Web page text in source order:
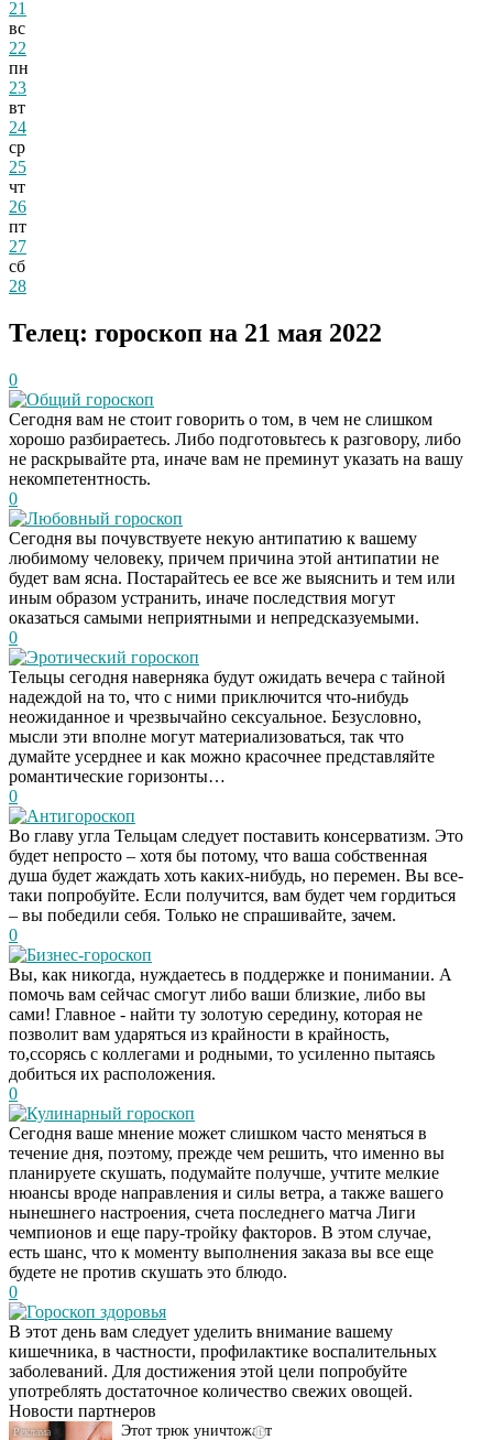
21
вс
22
пн
23
вт
24
ср
25
чт
26
пт
27
сб
28
Телец: гороскоп на 21 мая 2022
0
Общий гороскоп
Сегодня вам не стоит говорить о том, в чем не слишком
хорошо разбираетесь. Либо подготовьтесь к разговору, либо
не раскрывайте рта, иначе вам не преминут указать на вашу
некомпетентность.
0
Любовный гороскоп
Сегодня вы почувствуете некую антипатию к вашему
любимому человеку, причем причина этой антипатии не
будет вам ясна. Постарайтесь ее все же выяснить и тем или
иным образом устранить, иначе последствия могут
оказаться самыми неприятными и непредсказуемыми.
0
Эротический гороскоп
Тельцы сегодня наверняка будут ожидать вечера с тайной
надеждой на то, что с ними приключится что-нибудь
неожиданное и чрезвычайно сексуальное. Безусловно,
мысли эти вполне могут материализоваться, так что
думайте усерднее и как можно красочнее представляйте
романтические горизонты…
0
Антигороскоп
Во главу угла Тельцам следует поставить консерватизм. Это
будет непросто – хотя бы потому, что ваша собственная
душа будет жаждать хоть каких-нибудь, но перемен. Вы все-
таки попробуйте. Если получится, вам будет чем гордиться
– вы победили себя. Только не спрашивайте, зачем.
0
Бизнес-гороскоп
Вы, как никогда, нуждаетесь в поддержке и понимании. А
помочь вам сейчас смогут либо ваши близкие, либо вы
сами! Главное - найти ту золотую середину, которая не
позволит вам ударяться из крайности в крайность,
то,ссорясь с коллегами и родными, то усиленно пытаясь
добиться их расположения.
0
Кулинарный гороскоп
Сегодня ваше мнение может слишком часто меняться в
течение дня, поэтому, прежде чем решить, что именно вы
планируете скушать, подумайте получше, учтите мелкие
нюансы вроде направления и силы ветра, а также вашего
нынешнего настроения, счета последнего матча Лиги
чемпионов и еще пару-тройку факторов. В этом случае,
есть шанс, что к моменту выполнения заказа вы все еще
будете не против скушать это блюдо.
0
Гороскоп здоровья
В этот день вам следует уделить внимание вашему
кишечника, в частности, профилактике воспалительных
заболеваний. Для достижения этой цели попробуйте
употреблять достаточное количество свежих овощей.
Новости партнеров
Даже самый
запущенный грибок
исчезнет с корнем,
если перед сном…
i
Этот трюк уничтожает